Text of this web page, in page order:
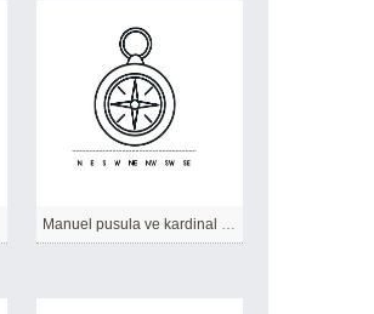
Manuel pusula ve kardinal noktalar.